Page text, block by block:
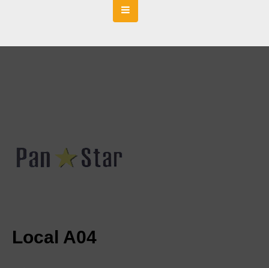
Local A04